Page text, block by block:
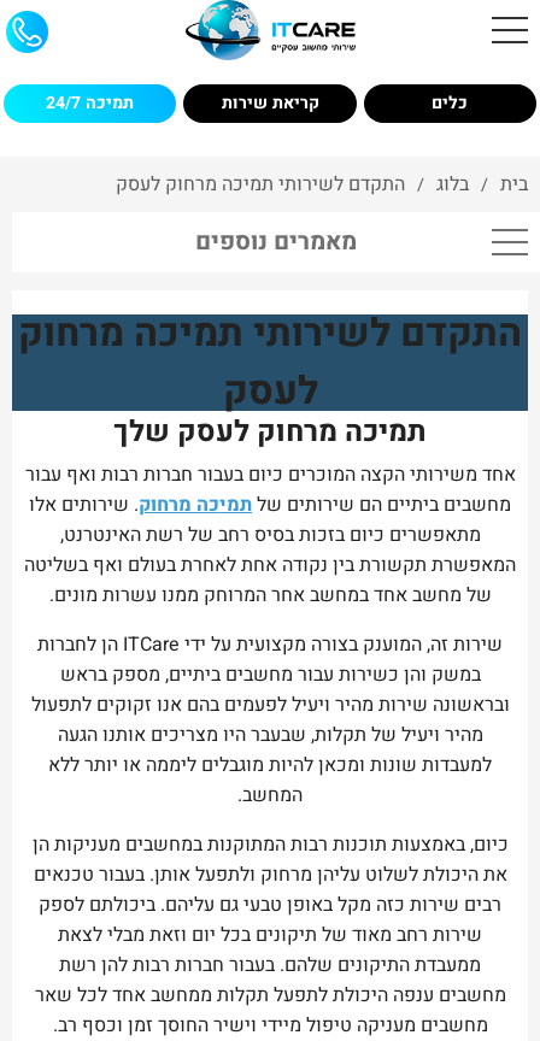
כלים קריאת שירות תמיכה 24/7
בית / בלוג / התקדם לשירותי תמיכה מרחוק לעסק
מאמרים נוספים
התקדם לשירותי תמיכה מרחוק
לעסק
תמיכה מרחוק לעסק שלך
אחד משירותי הקצה המוכרים כיום בעבור חברות רבות ואף עבור
מחשבים ביתיים הם שירותים שלתמיכה מרחוק. שירותים אלו
מתאפשרים כיום בזכות בסיס רחב של רשת האינטרנט,
המאפשרת תקשורת בין נקודה אחת לאחרת בעולם ואף בשליטה
של מחשב אחד במחשב אחר המרוחק ממנו עשרות מונים.
שירות זה, המוענק בצורה מקצועית על ידי ITCare הן לחברות
במשק והן כשירות עבור מחשבים ביתיים, מספק בראש
ובראשונה שירות מהיר ויעיל לפעמים בהם אנו זקוקים לתפעול
מהיר ויעיל של תקלות, שבעבר היו מצריכים אותנו הגעה
למעבדות שונות ומכאן להיות מוגבלים ליממה או יותר ללא
המחשב.
כיום, באמצעות תוכנות רבות המתוקנות במחשבים מעניקות הן
את היכולת לשלוט עליהן מרחוק ולתפעל אותן. בעבור טכנאים
רבים שירות כזה מקל באופן טבעי גם עליהם. ביכולתם לספק
שירות רחב מאוד של תיקונים בכל יום וזאת מבלי לצאת
ממעבדת התיקונים שלהם. בעבור חברות רבות להן רשת
מחשבים ענפה היכולת לתפעל תקלות ממחשב אחד לכל שאר
מחשבים מעניקה טיפול מיידי וישיר החוסך זמן וכסף רב.